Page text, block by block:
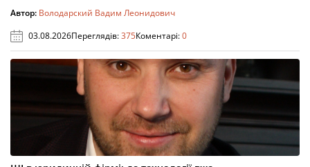
Автор: Володарский Вадим Леонидович
03.08.2026Переглядів:375Коментарі:0